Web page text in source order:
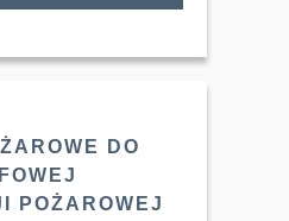
DO
POŻAROWEJ